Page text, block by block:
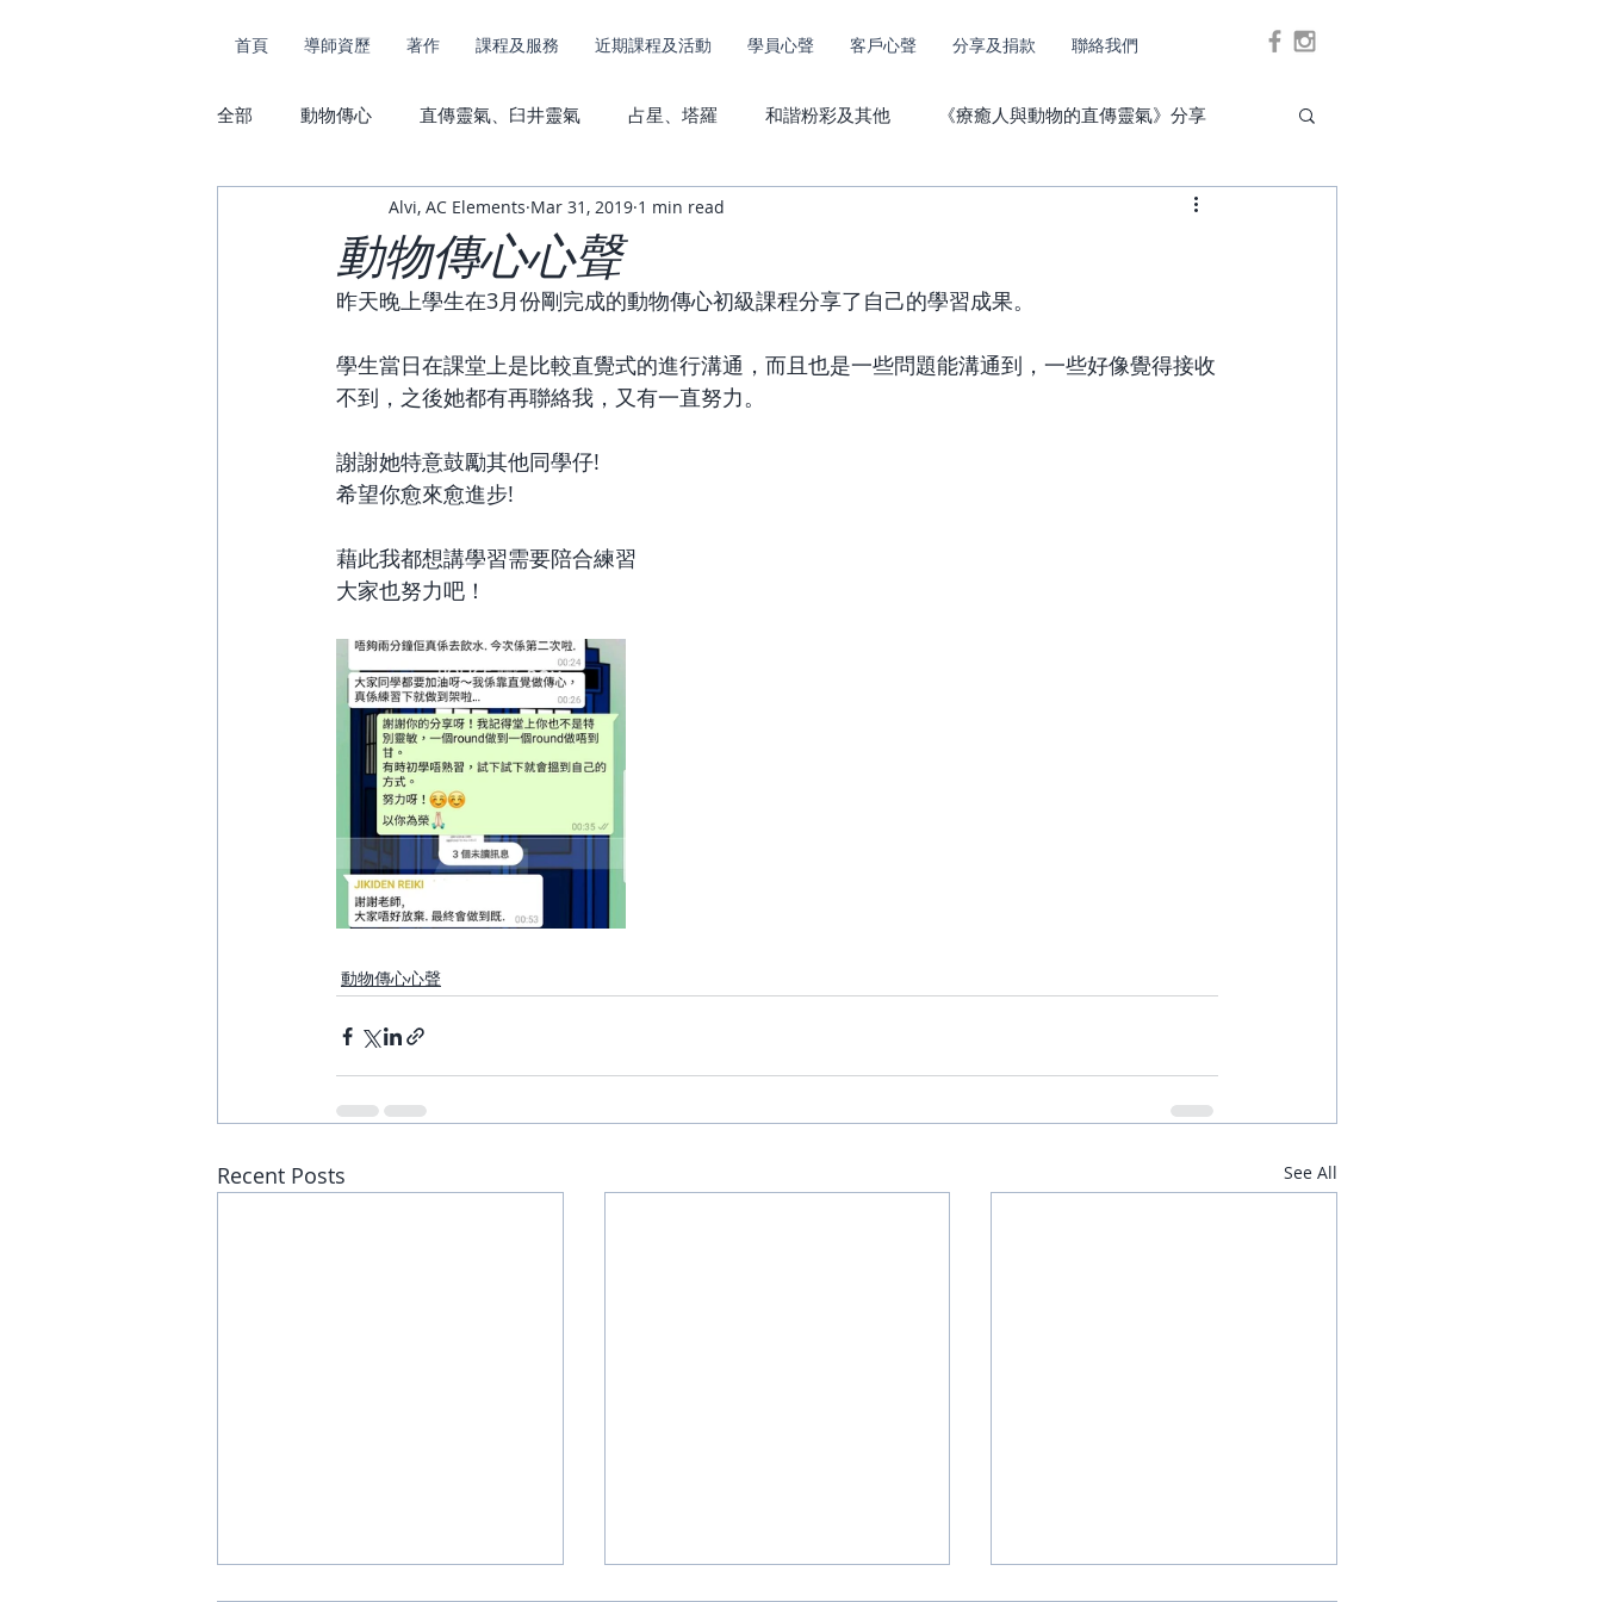
首頁 導師資歷 著作 課程及服務 近期課程及活動 學員心聲 客戶心聲 分享及捐款 聯絡我們
全部
動物傳心 直傳靈氣、臼井靈氣 占星、塔羅 和諧粉彩及其他 《療癒人與動物的直傳靈氣》分享
課堂花絮及捐款 動物傳心及其他服務捐款 動物傳心心聲
動物傳心心聲
Alvi, AC Elements Mar 31, 2019 1 min read
昨天晚上學生在3月份剛完成的動物傳心初級課程分享了自己的學習成果。
學生當日在課堂上是比較直覺式的進行溝通，而且也是一些問題能溝通到，一些好像覺得接收
不到，之後她都有再聯絡我，又有一直努力。
謝謝她特意鼓勵其他同學仔!
希望你愈來愈進步!
藉此我都想講學習需要陪合練習
大家也努力吧！
動物傳心心聲
Recent Posts See All